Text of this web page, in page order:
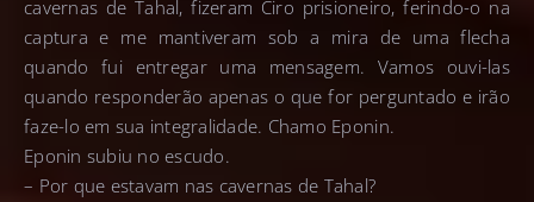
cavernas de Tahal, fizeram Ciro prisioneiro, ferindo-o na
captura e me mantiveram sob a mira de uma flecha
quando fui entregar uma mensagem. Vamos ouvi-las
quando responderão apenas o que for perguntado e irão
faze-lo em sua integralidade. Chamo Eponin.
Eponin subiu no escudo.
– Por que estavam nas cavernas de Tahal?